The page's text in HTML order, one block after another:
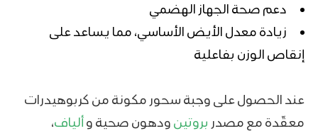
دعم صحة الجهاز الهضمي
زيادة معدل الأيض الأساسي، مما يساعد على
إنقاص الوزن بفاعلية
عند الحصول على وجبة سحور مكونة من كربوهيدرات
معقّدة مع مصدر بروتين ودهون صحية وألياف،